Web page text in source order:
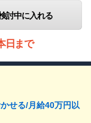
討中に入れる
日まで
せる/月給40万円以